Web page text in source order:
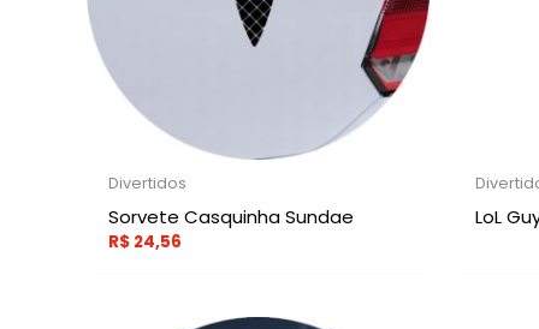
Divertidos
Sorvete Casquinha Sundae
R$ 24,56
LoL